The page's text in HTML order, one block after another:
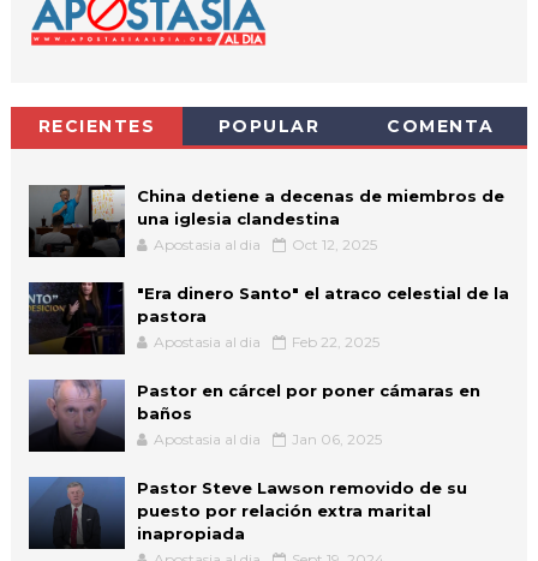
RECIENTES POPULAR COMENTA
China detiene a decenas de miembros de
una iglesia clandestina
Apostasia al dia Oct 12, 2025
"Era dinero Santo" el atraco celestial de la
pastora
Apostasia al dia Feb 22, 2025
Pastor en cárcel por poner cámaras en
baños
Apostasia al dia Jan 06, 2025
Pastor Steve Lawson removido de su
puesto por relación extra marital
inapropiada